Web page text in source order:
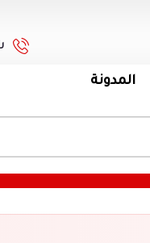
ت
المدونة